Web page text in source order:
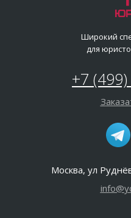
+7
Москва, ул
Широкий
для